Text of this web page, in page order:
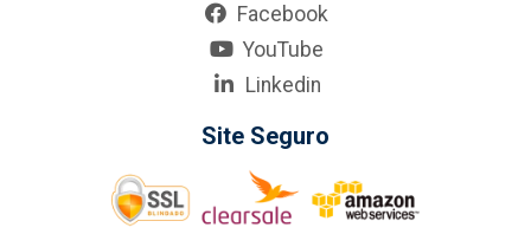
Facebook
YouTube
Linkedin
Site Seguro